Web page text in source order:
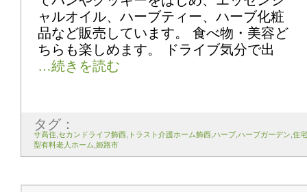
ャルオイル、ハーブティー、ハーブ化粧
品など販売しています。 食べ物・美容ど
ちらも楽しめます。 ドライブ気分で出
タグ：
サ高住 セカンドライフ飾西 トラスト介護ホーム飾西 ハーブ ハーブガーデン 住宅
型有料老人ホーム 姫路市